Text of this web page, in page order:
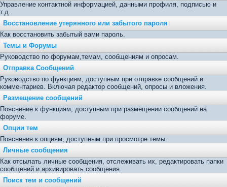
Управление контактной информацией, данными профиля, подписью и
т.д..
Восстановление утерянного или забытого пароля
Как восстановить забытый вами пароль.
Темы и Форумы
Руководство по форумам,темам, сообщениям и опросам.
Отправка Сообщений
Руководство по функциям, доступным при отправке сообщений и
комментариев. Включая редактор сообщений, опросы и вложения.
Размещение сообщений
Пояснение к функциям, доступным при размещении сообщений на
форуме.
Опции тем
Пояснения к опциям, доступным при просмотре темы.
Личные сообщения
Как отсылать личные сообщения, отслеживать их, редактировать папки
сообщений и архивировать сообщения.
Поиск тем и сообщений